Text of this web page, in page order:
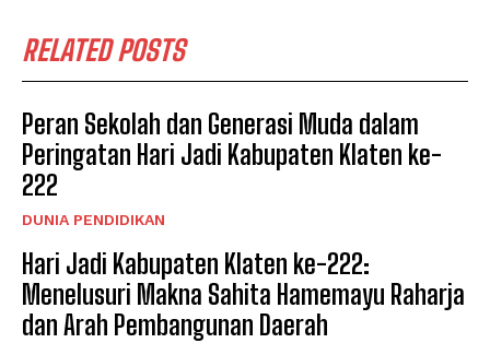
RELATED POSTS
Peran Sekolah dan Generasi Muda dalam
Peringatan Hari Jadi Kabupaten Klaten ke-
222
DUNIA PENDIDIKAN
Hari Jadi Kabupaten Klaten ke-222:
Menelusuri Makna Sahita Hamemayu Raharja
dan Arah Pembangunan Daerah